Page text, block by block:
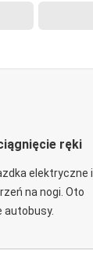
ręki
elektryczne i
na nogi. Oto
autobusy.